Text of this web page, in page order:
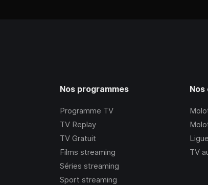
Nos programmes
Programme TV
TV Replay
TV Gratuit
Films streaming
Séries streaming
Sport streaming
TV